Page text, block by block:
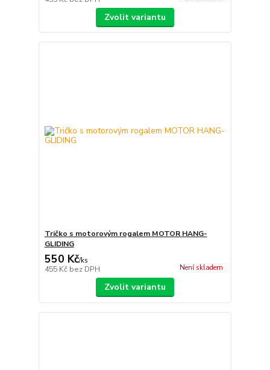
Zvolit variantu
Tričko s motorovým rogalem MOTOR HANG-
GLIDING
550 Kč/ks
455 Kč bez DPH Není skladem
Zvolit variantu